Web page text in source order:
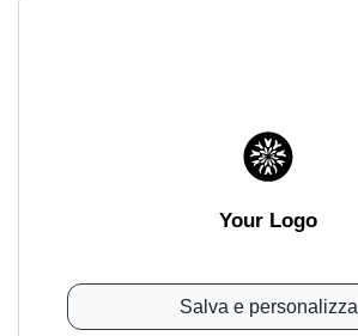
Your Logo
Salva e personalizza